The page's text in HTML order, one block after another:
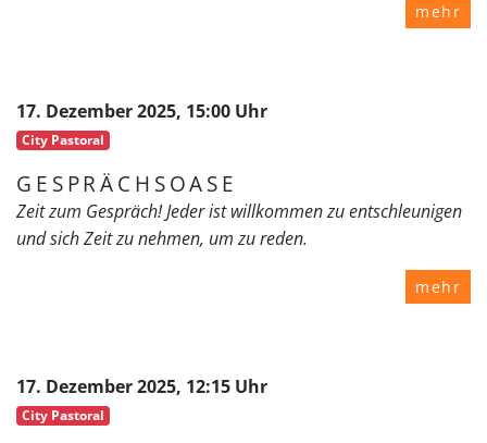
mehr
17. Dezember 2025, 15:00 Uhr
City Pastoral
GESPRÄCHSOASE
Zeit zum Gespräch! Jeder ist willkommen zu entschleunigen
und sich Zeit zu nehmen, um zu reden.
mehr
17. Dezember 2025, 12:15 Uhr
City Pastoral